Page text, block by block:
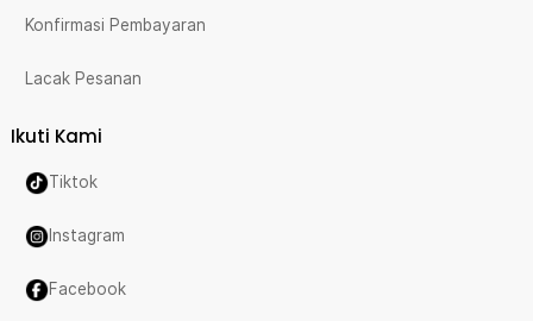
Konfirmasi Pembayaran
Lacak Pesanan
Ikuti Kami
Tiktok
Instagram
Facebook